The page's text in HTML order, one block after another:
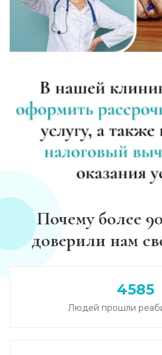
Почему более
доверили нам
4585
Людей прошли